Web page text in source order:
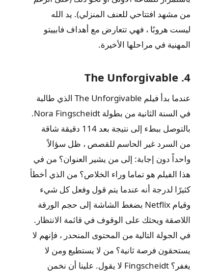
من مشهد افتتاحي للعنف المنزلي). يد الله
ليست هروبًا ، فهي تتعارض مع أهداف فابييتو
المهنية في مراحلها الأخيرة.
4. The Unforgivable
عندما بدأ فيلم The Unforgivable الذي طالبة
في السنة الثانية من بطولة Nora Fingscheidt.
بالتوصل ببطء إلى نتيجة بعد 114 دقيقة شاقة
من السرد غير الحاسم للقصص ، ظل سؤالاً
واحداً دون إجابة: إلى من يشير العنوان؟ من في
هذا الفيلم هو تماما وراء الخلاص؟ من الذي أخطأ
كثيرًا لدرجة أنه عندما يتم قول وفعل كل شيء
وقيام Netflix بضغط الشاشة إلى حجم الورقة
اللاصقة ويحثك على الوقوف في قائمة الانتظار.
في الجولة التالية من المحتوى المنحدر ، فإنهم لا
يستحقون فرصة ثانية؟ من لا يستطيع ومن لا
يغفر؟ Fingscheidt لا يقول. علينا أن نخمن